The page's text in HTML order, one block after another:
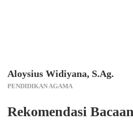
Aloysius Widiyana, S.Ag.
PENDIDIKAN AGAMA
Rekomendasi